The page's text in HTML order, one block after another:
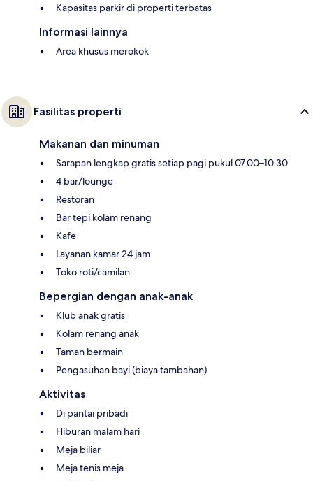
Kapasitas parkir di properti terbatas
Informasi lainnya
Area khusus merokok
Fasilitas properti
Makanan dan minuman
Sarapan lengkap gratis setiap pagi pukul 07.00–10.30
4 bar/lounge
Restoran
Bar tepi kolam renang
Kafe
Layanan kamar 24 jam
Toko roti/camilan
Bepergian dengan anak-anak
Klub anak gratis
Kolam renang anak
Taman bermain
Pengasuhan bayi (biaya tambahan)
Aktivitas
Di pantai pribadi
Hiburan malam hari
Meja biliar
Meja tenis meja